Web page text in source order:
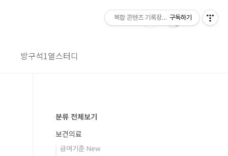
방구석1열스터디
분류 전체보기
보건의료
급여기준 New
복합 콘텐츠 기록장-wwplace.net
구독하기